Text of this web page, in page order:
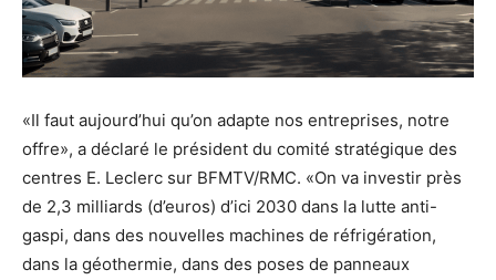
«Il faut aujourd’hui qu’on adapte nos entreprises, notre
offre», a déclaré le président du comité stratégique des
centres E. Leclerc sur BFMTV/RMC. «On va investir près
de 2,3 milliards (d’euros) d’ici 2030 dans la lutte anti-
gaspi, dans des nouvelles machines de réfrigération,
dans la géothermie, dans des poses de panneaux